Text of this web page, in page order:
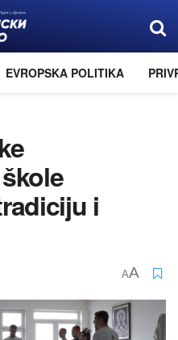
EVROPSKA POLITIKA
i
AA